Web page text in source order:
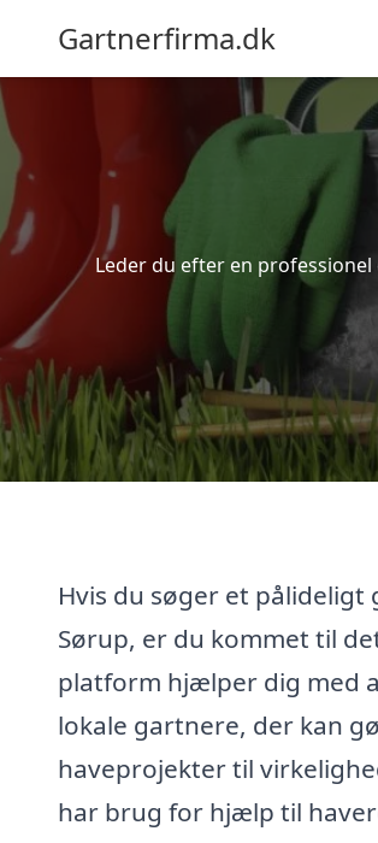
Gartnerfirma.dk
Leder du efter en
Hvis du søger et
Sørup, er du kommet til
platform hjælper dig med
lokale gartnere, der kan
haveprojekter til
har brug for hjælp til